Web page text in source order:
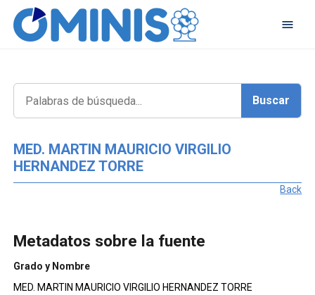
MED. MARTIN MAURICIO VIRGILIO
HERNANDEZ TORRE
Back
Metadatos sobre la fuente
Grado y Nombre
MED. MARTIN MAURICIO VIRGILIO HERNANDEZ TORRE